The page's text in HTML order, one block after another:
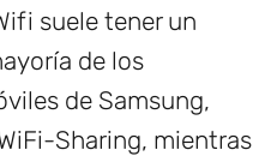
suele tener un
de los
de Samsung,
Sharing, mientras